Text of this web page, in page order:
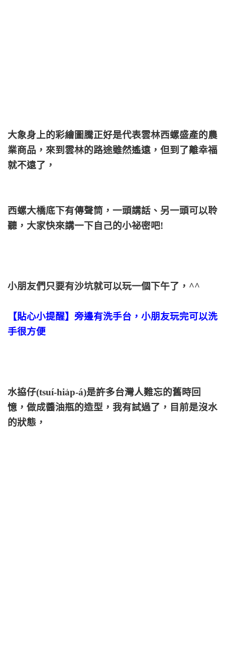
大象身上的彩繪圖騰正好是代表雲林西螺盛產的農
業商品，來到雲林的路途雖然遙遠，但到了離幸福
就不遠了，
西螺大橋底下有傳聲筒，一頭講話、另一頭可以聆
聽，大家快來講一下自己的小祕密吧!
小朋友們只要有沙坑就可以玩一個下午了，^^
【貼心小提醒】旁邊有洗手台，小朋友玩完可以洗
手很方便
水拹仔(tsuí-hia̍p-á)是許多台灣人難忘的舊時回
憶，做成醬油瓶的造型，我有試過了，目前是沒水
的狀態，